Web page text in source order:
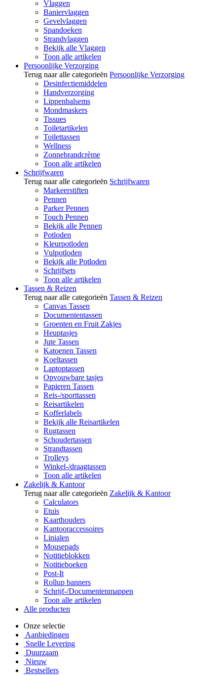
Vlaggen
Baniervlaggen
Gevelvlaggen
Spandoeken
Strandvlaggen
Bekijk alle Vlaggen
Toon alle artikelen
Persoonlijke Verzorging
Terug naar alle categorieën Persoonlijke Verzorging
Desinfectiemiddelen
Handverzorging
Lippenbalsems
Mondmaskers
Tissues
Toiletartikelen
Toilettassen
Wellness
Zonnebrandcrème
Toon alle artikelen
Schrijfwaren
Terug naar alle categorieën Schrijfwaren
Markeerstiften
Pennen
Parker Pennen
Touch Pennen
Bekijk alle Pennen
Potloden
Kleurpotloden
Vulpotloden
Bekijk alle Potloden
Schrijfsets
Toon alle artikelen
Tassen & Reizen
Terug naar alle categorieën Tassen & Reizen
Canvas Tassen
Documententassen
Groenten en Fruit Zakjes
Heuptasjes
Jute Tassen
Katoenen Tassen
Koeltassen
Laptoptassen
Opvouwbare tasjes
Papieren Tassen
Reis-/sporttassen
Reisartikelen
Kofferlabels
Bekijk alle Reisartikelen
Rugtassen
Schoudertassen
Strandtassen
Trolleys
Winkel-/draagtassen
Toon alle artikelen
Zakelijk & Kantoor
Terug naar alle categorieën Zakelijk & Kantoor
Calculators
Etuis
Kaarthouders
Kantooraccessoires
Linialen
Mousepads
Notitieblokken
Notitieboeken
Post-It
Rollup banners
Schrijf-/Documentenmappen
Toon alle artikelen
Alle producten
Onze selectie
Aanbiedingen
Snelle Levering
Duurzaam
Nieuw
Bestsellers